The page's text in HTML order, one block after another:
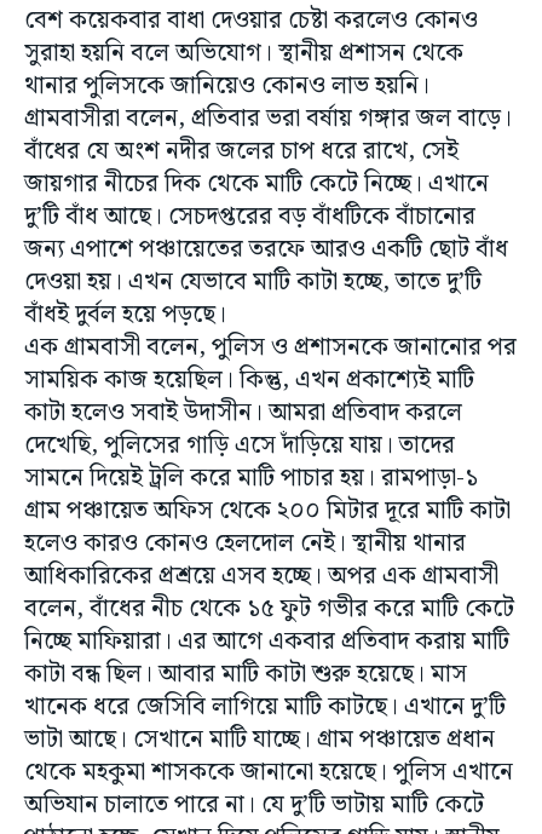
বেশ কয়েকবার বাধা দেওয়ার চেষ্টা করলেও কোনও
সুরাহা হয়নি বলে অভিযোগ। স্থানীয় প্রশাসন থেকে
থানার পুলিসকে জানিয়েও কোনও লাভ হয়নি।
গ্রামবাসীরা বলেন, প্রতিবার ভরা বর্ষায় গঙ্গার জল বাড়ে।
বাঁধের যে অংশ নদীর জলের চাপ ধরে রাখে, সেই
জায়গার নীচের দিক থেকে মাটি কেটে নিচ্ছে। এখানে
দু’টি বাঁধ আছে। সেচদপ্তরের বড় বাঁধটিকে বাঁচানোর
জন্য এপাশে পঞ্চায়েতের তরফে আরও একটি ছোট বাঁধ
দেওয়া হয়। এখন যেভাবে মাটি কাটা হচ্ছে, তাতে দু’টি
বাঁধই দুর্বল হয়ে পড়ছে।
এক গ্রামবাসী বলেন, পুলিস ও প্রশাসনকে জানানোর পর
সাময়িক কাজ হয়েছিল। কিন্তু, এখন প্রকাশ্যেই মাটি
কাটা হলেও সবাই উদাসীন। আমরা প্রতিবাদ করলে
দেখেছি, পুলিসের গাড়ি এসে দাঁড়িয়ে যায়। তাদের
সামনে দিয়েই ট্রলি করে মাটি পাচার হয়। রামপাড়া-১
গ্রাম পঞ্চায়েত অফিস থেকে ২০০ মিটার দূরে মাটি কাটা
হলেও কারও কোনও হেলদোল নেই। স্থানীয় থানার
আধিকারিকের প্রশ্রয়ে এসব হচ্ছে। অপর এক গ্রামবাসী
বলেন, বাঁধের নীচ থেকে ১৫ ফুট গভীর করে মাটি কেটে
নিচ্ছে মাফিয়ারা। এর আগে একবার প্রতিবাদ করায় মাটি
কাটা বন্ধ ছিল। আবার মাটি কাটা শুরু হয়েছে। মাস
খানেক ধরে জেসিবি লাগিয়ে মাটি কাটছে। এখানে দু’টি
ভাটা আছে। সেখানে মাটি যাচ্ছে। গ্রাম পঞ্চায়েত প্রধান
থেকে মহকুমা শাসককে জানানো হয়েছে। পুলিস এখানে
অভিযান চালাতে পারে না। যে দু’টি ভাটায় মাটি কেটে